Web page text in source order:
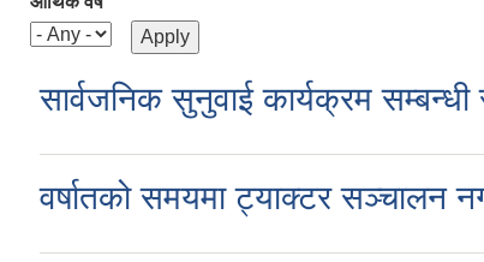
सार्वजनिक सुनुवाई कार्यक्रम
वर्षातको समयमा ट्याक्टर सञ्चालन